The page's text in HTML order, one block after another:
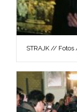
STRAJK //